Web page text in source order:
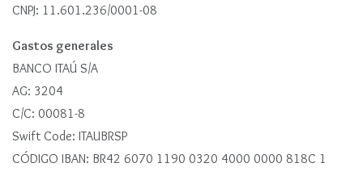
CNPJ: 11.601.236/0001-08
Gastos generales
BANCO ITAÚ S/A
AG: 3204
C/C: 00081-8
Swift Code: ITAUBRSP
CÓDIGO IBAN: BR42 6070 1190 0320 4000 0000 818C 1